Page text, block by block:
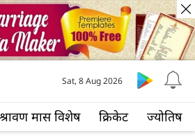
श्रावण मास विशेष क्रिकेट ज्योतिष
Sat, 8 Aug 2026